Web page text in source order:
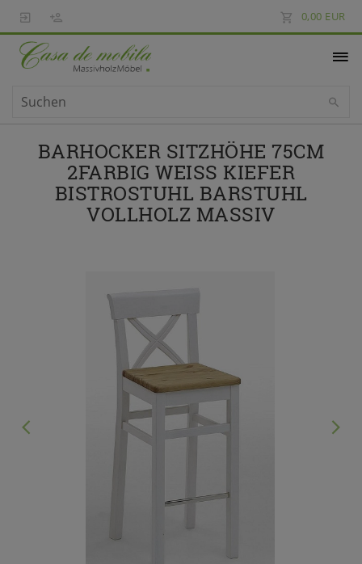
0,00 EUR
BARHOCKER SITZHÖHE 75CM
2FARBIG WEISS KIEFER B
ISTROSTUHL BARSTUHL V
OLLHOLZ MASSIV